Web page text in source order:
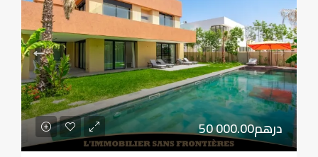
50 000.00درهم